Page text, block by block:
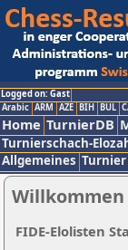
Logged on: Gast
Arabic ARM AZE BIH BUL
Home TurnierDB
Turnierschach-
Allgemeines Turnier
Willkommen
FIDE-Elolisten